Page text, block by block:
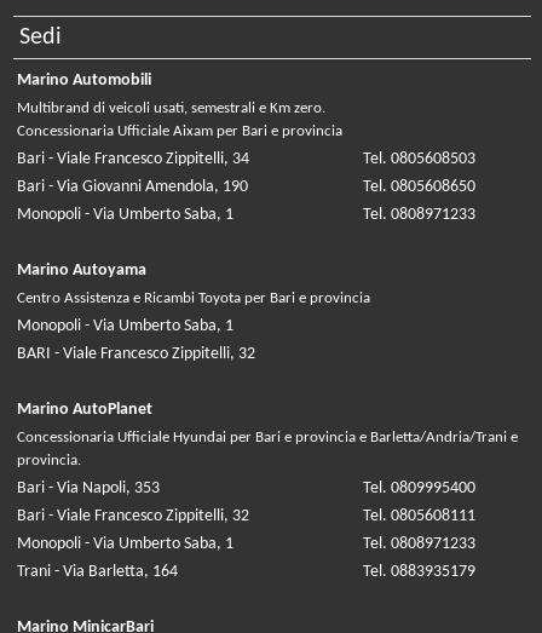
Sedi
Marino Automobili
Multibrand di veicoli usati, semestrali e Km zero.
Concessionaria Ufficiale Aixam per Bari e provincia
Bari - Viale Francesco Zippitelli, 34
Tel. 0805608503
Bari - Via Giovanni Amendola, 190
Tel. 0805608650
Monopoli - Via Umberto Saba, 1
Tel. 0808971233
Marino Autoyama
Centro Assistenza e Ricambi Toyota per Bari e provincia
Monopoli - Via Umberto Saba, 1
BARI - Viale Francesco Zippitelli, 32
Marino AutoPlanet
Concessionaria Ufficiale Hyundai per Bari e provincia e Barletta/Andria/Trani e
provincia.
Bari - Via Napoli, 353
Tel. 0809995400
Bari - Viale Francesco Zippitelli, 32
Tel. 0805608111
Monopoli - Via Umberto Saba, 1
Tel. 0808971233
Trani - Via Barletta, 164
Tel. 0883935179
Marino MinicarBari